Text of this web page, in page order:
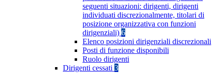
seguenti situazioni: dirigenti, dirigenti
individuati discrezionalmente, titolari di
posizione organizzativa con funzioni
dirigenziali) 6
Elenco posizioni dirigenziali discrezionali
Posti di funzione disponibili
Ruolo dirigenti
Dirigenti cessati 3